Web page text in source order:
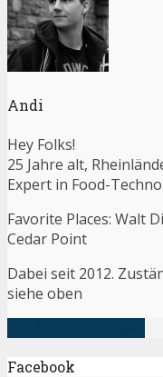
Andi
Hey Folks!
25 Jahre alt,
Expert in Food-
Favorite Places: Walt
Cedar Point
Dabei seit 2012.
siehe oben
Facebook